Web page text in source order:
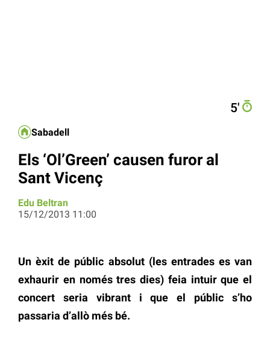
5′
Sabadell
Els ‘Ol’Green’ causen furor al
Sant Vicenç
Edu Beltran
15/12/2013 11:00
Un èxit de públic absolut (les entrades es van
exhaurir en només tres dies) feia intuir que el
concert seria vibrant i que el públic s’ho
passaria d’allò més bé.